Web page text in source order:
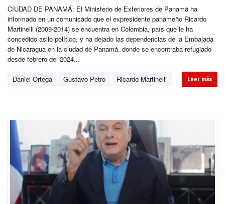
CIUDAD DE PANAMÁ: El Ministerio de Exteriores de Panamá ha
informado en un comunicado que el expresidente panameño Ricardo
Martinelli (2009-2014) se encuentra en Colombia, país que le ha
concedido asilo político, y ha dejado las dependencias de la Embajada
de Nicaragua en la ciudad de Panamá, donde se encontraba refugiado
desde febrero del 2024...
Daniel Ortega Gustavo Petro Ricardo Martinelli Leer más